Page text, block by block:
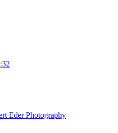
Eder Photography